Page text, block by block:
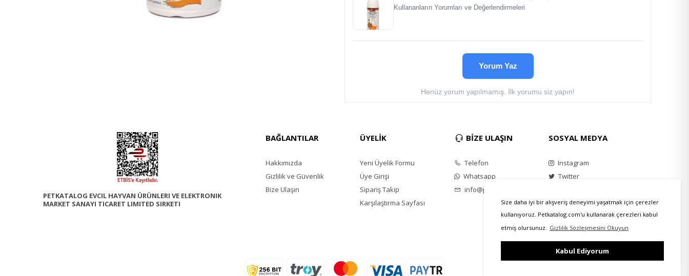
Size daha iyi bir alışveriş deneyimi yaşatmak için çerezler
kullanıyoruz. Petkatalog.com'u kullanarak çerezleri kabul
etmiş olursunuz. Gizlilik Sözleşmesini Okuyun
Kabul Ediyorum
Kullananların Yorumları ve Değerlendirmeleri
Yorum Yaz
Henüz yorum yapılmamış. İlk yorumu siz yapın!
PETKATALOG EVCIL HAYVAN ÜRÜNLERI VE ELEKTRONIK
MARKET SANAYI TICARET LIMITED SIRKETI
BAĞLANTILAR
Hakkımızda
Gizlilik ve Güvenlik
Bize Ulaşın
ÜYELİK
Yeni Üyelik Formu
Üye Girişi
Sipariş Takip
Karşılaştırma Sayfası
BİZE ULAŞIN
Telefon
Whatsapp
info@petkatalog.com
SOSYAL MEDYA
Instagram
Twitter
Facebook